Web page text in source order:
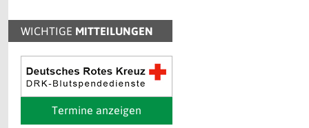
WICHTIGE MITTEILUNGEN
Termine anzeigen